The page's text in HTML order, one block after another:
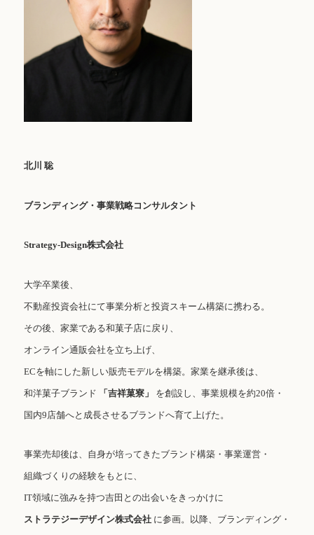
北川 聡
ブランディング・事業戦略コンサルタント
Strategy-Design株式会社
大学卒業後、
不動産投資会社にて事業分析と投資スキーム構築に携わる。
その後、家業である和菓子店に戻り、
オンライン通販会社を立ち上げ、
ECを軸にした新しい販売モデルを構築。家業を継承後は、
和洋菓子ブランド 「吉祥菓寮」 を創設し、事業規模を約20倍・
国内9店舗へと成長させるブランドへ育て上げた。
事業売却後は、自身が培ってきたブランド構築・事業運営・
組織づくりの経験をもとに、
IT領域に強みを持つ吉田との出会いをきっかけに
ストラテジーデザイン株式会社 に参画。以降、ブランディング・